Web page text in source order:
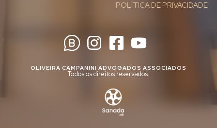
POLÍTICA DE PRIVACIDADE
OLIVEIRA CAMPANINI ADVOGADOS ASSOCIADOS
Todos os direitos reservados.